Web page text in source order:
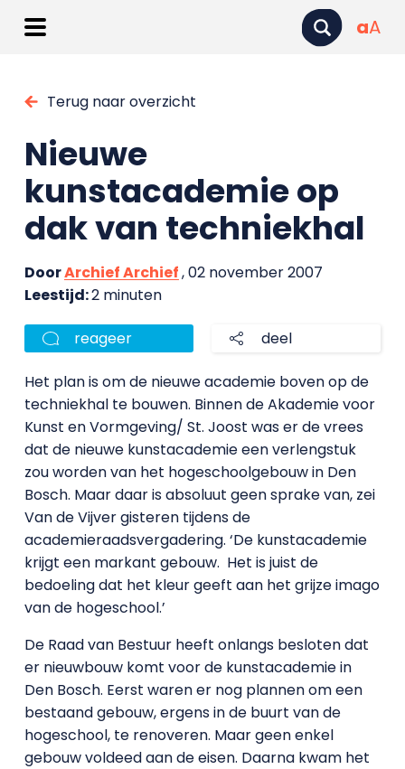
aA
Terug naar overzicht
Nieuwe
kunstacademie op
dak van techniekhal
DoorArchief Archief, 02 november 2007
Leestijd:2 minuten
reageer deel
Het plan is om de nieuwe academie boven op de
techniekhal te bouwen. Binnen de Akademie voor
Kunst en Vormgeving/ St. Joost was er de vrees
dat de nieuwe kunstacademie een verlengstuk
zou worden van het hogeschoolgebouw in Den
Bosch. Maar daar is absoluut geen sprake van, zei
Van de Vijver gisteren tijdens de
academieraadsvergadering. ‘De kunstacademie
krijgt een markant gebouw. Het is juist de
bedoeling dat het kleur geeft aan het grijze imago
van de hogeschool.’
De Raad van Bestuur heeft onlangs besloten dat
er nieuwbouw komt voor de kunstacademie in
Den Bosch. Eerst waren er nog plannen om een
bestaand gebouw, ergens in de buurt van de
hogeschool, te renoveren. Maar geen enkel
gebouw voldeed aan de eisen. Daarna kwam het